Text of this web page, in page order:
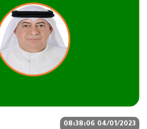
04/01/2023 08:38:06